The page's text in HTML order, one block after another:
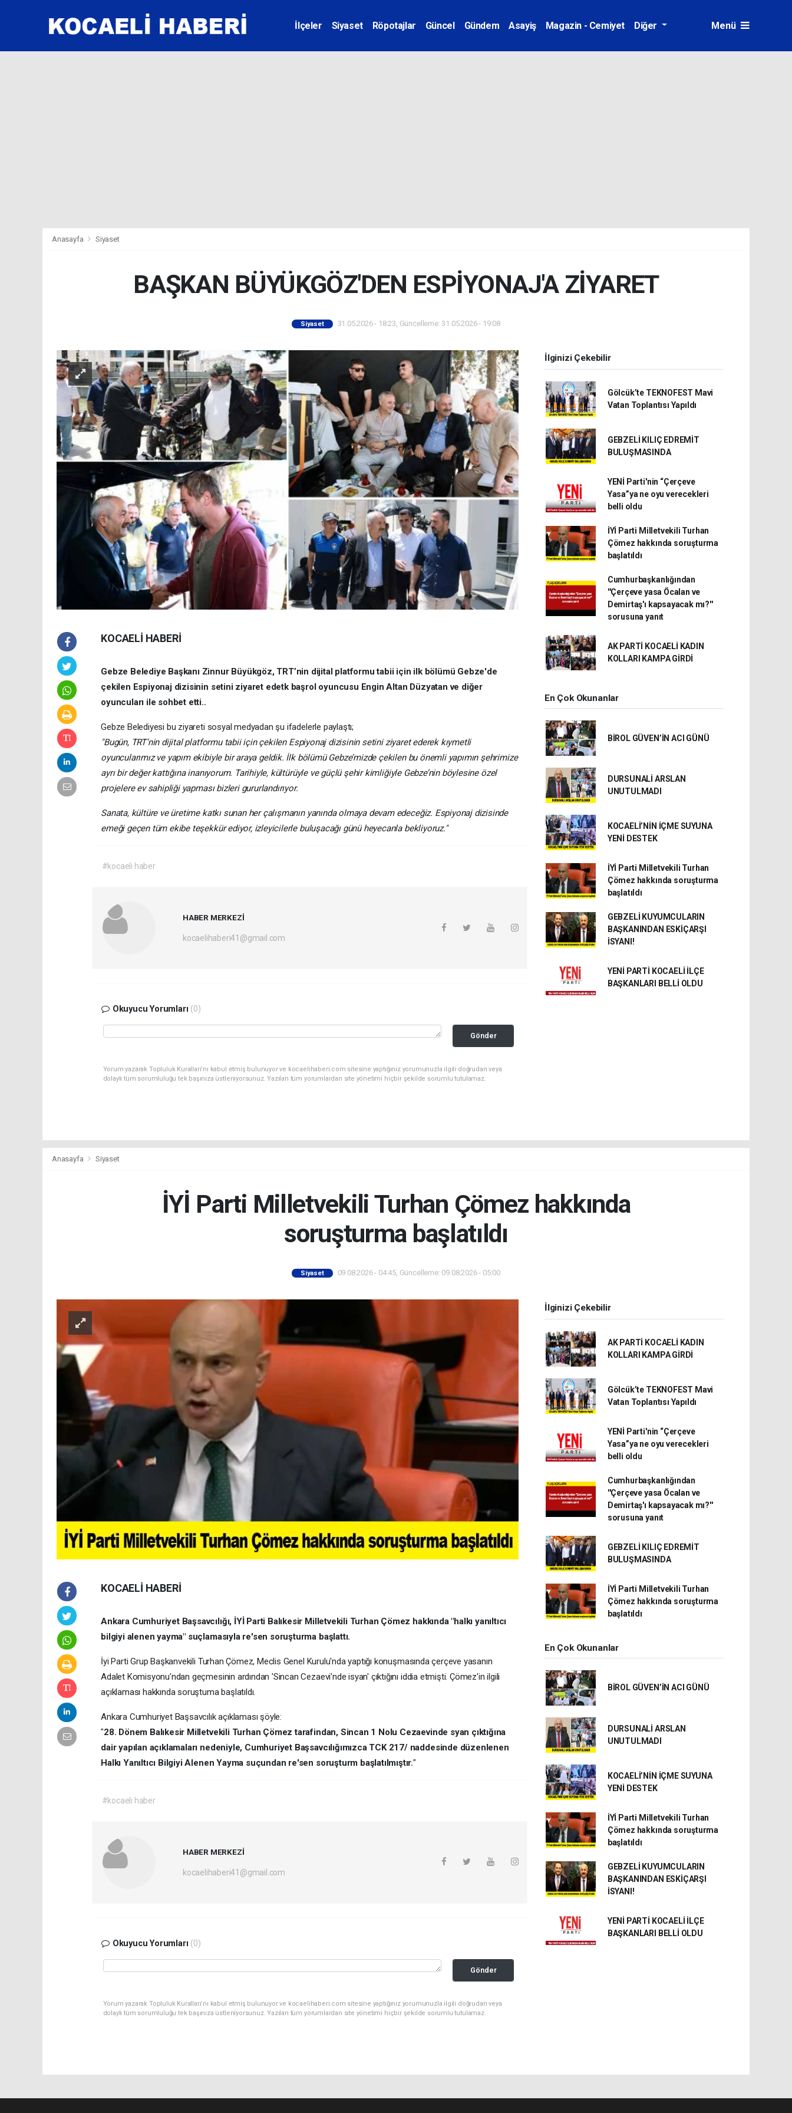
İlçeler Siyaset Röpotajlar Güncel Gündem Asayiş Magazin - Cemiyet Diğer Menü
Anasayfa Siyaset
BAŞKAN BÜYÜKGÖZ'DEN ESPİYONAJ'A ZİYARET
Siyaset 31.05.2026 - 18:23, Güncelleme: 31.05.2026 - 19:08
KOCAELİ HABERİ
Gebze Belediye Başkanı Zinnur Büyükgöz, TRT’nin dijital platformu tabii için ilk bölümü Gebze'de
çekilen Espiyonaj dizisinin setini ziyaret edetk başrol oyuncusu Engin Altan Düzyatan ve diğer
oyuncuları ile sohbet etti..
Gebze Belediyesi bu ziyareti sosyal medyadan şu ifadelerle paylaştı;
"Bugün, TRT’nin dijital platformu tabii için çekilen Espiyonaj dizisinin setini ziyaret ederek kıymetli
oyuncularımız ve yapım ekibiyle bir araya geldik. İlk bölümü Gebze’mizde çekilen bu önemli yapımın şehrimize
ayrı bir değer kattığına inanıyorum. Tarihiyle, kültürüyle ve güçlü şehir kimliğiyle Gebze’nin böylesine özel
projelere ev sahipliği yapması bizleri gururlandırıyor.
Sanata, kültüre ve üretime katkı sunan her çalışmanın yanında olmaya devam edeceğiz. Espiyonaj dizisinde
emeği geçen tüm ekibe teşekkür ediyor, izleyicilerle buluşacağı günü heyecanla bekliyoruz."
#kocaeli haber
HABER MERKEZİ
kocaelihaberi41@gmail.com
Okuyucu Yorumları (0)
Gönder
Yorum yazarak Topluluk Kuralları’nı kabul etmiş bulunuyor ve kocaelihaberi.com sitesine yaptığınız yorumunuzla ilgili doğrudan veya
dolaylı tüm sorumluluğu tek başınıza üstleniyorsunuz. Yazılan tüm yorumlardan site yönetimi hiçbir şekilde sorumlu tutulamaz.
İlginizi Çekebilir
Gölcük’te TEKNOFEST Mavi
Vatan Toplantısı Yapıldı
GEBZELİ KILIÇ EDREMİT
BULUŞMASINDA
YENİ Parti'nin “Çerçeve
Yasa”ya ne oyu verecekleri
belli oldu
İYİ Parti Milletvekili Turhan
Çömez hakkında soruşturma
başlatıldı
Cumhurbaşkanlığından
''Çerçeve yasa Öcalan ve
Demirtaş'ı kapsayacak mı?''
sorusuna yanıt
AK PARTİ KOCAELİ KADIN
KOLLARI KAMPA GİRDİ
En Çok Okunanlar
BİROL GÜVEN’İN ACI GÜNÜ
DURSUNALİ ARSLAN
UNUTULMADI
KOCAELİ’NİN İÇME SUYUNA
YENİ DESTEK
İYİ Parti Milletvekili Turhan
Çömez hakkında soruşturma
başlatıldı
GEBZELİ KUYUMCULARIN
BAŞKANINDAN ESKİÇARŞI
İSYANI!
YENİ PARTİ KOCAELİ İLÇE
BAŞKANLARI BELLİ OLDU
Anasayfa Siyaset
İYİ Parti Milletvekili Turhan Çömez hakkında
soruşturma başlatıldı
Siyaset 09.08.2026 - 04:45, Güncelleme: 09.08.2026 - 05:00
KOCAELİ HABERİ
Ankara Cumhuriyet Başsavcılığı, İYİ Parti Balıkesir Milletvekili Turhan Çömez hakkında "halkı yanıltıcı
bilgiyi alenen yayma" suçlamasıyla re'sen soruşturma başlattı.
İyi Parti Grup Başkanvekili Turhan Çömez, Meclis Genel Kurulu'nda yaptığı konuşmasında çerçeve yasanın
Adalet Komisyonu'ndan geçmesinin ardından 'Sincan Cezaevi'nde isyan' çıktığını iddia etmişti. Çömez'in ilgili
açıklaması hakkında soruştuma başlatıldı.
Ankara Cumhuriyet Başsavcılık açıklaması şöyle:
"28. Dönem Balıkesir Milletvekili Turhan Çömez tarafindan, Sincan 1 Nolu Cezaevinde syan çıktığına
dair yapılan açıklamaları nedeniyle, Cumhuriyet Başsavcılığımızca TCK 217/ naddesinde düzenlenen
Halkı Yanıltıcı Bilgiyi Alenen Yayma suçundan re'sen soruşturm başlatılmıştır."
#kocaeli haber
HABER MERKEZİ
kocaelihaberi41@gmail.com
Okuyucu Yorumları (0)
Gönder
Yorum yazarak Topluluk Kuralları’nı kabul etmiş bulunuyor ve kocaelihaberi.com sitesine yaptığınız yorumunuzla ilgili doğrudan veya
dolaylı tüm sorumluluğu tek başınıza üstleniyorsunuz. Yazılan tüm yorumlardan site yönetimi hiçbir şekilde sorumlu tutulamaz.
İlginizi Çekebilir
AK PARTİ KOCAELİ KADIN
KOLLARI KAMPA GİRDİ
Gölcük’te TEKNOFEST Mavi
Vatan Toplantısı Yapıldı
YENİ Parti'nin “Çerçeve
Yasa”ya ne oyu verecekleri
belli oldu
Cumhurbaşkanlığından
''Çerçeve yasa Öcalan ve
Demirtaş'ı kapsayacak mı?''
sorusuna yanıt
GEBZELİ KILIÇ EDREMİT
BULUŞMASINDA
İYİ Parti Milletvekili Turhan
Çömez hakkında soruşturma
başlatıldı
En Çok Okunanlar
BİROL GÜVEN’İN ACI GÜNÜ
DURSUNALİ ARSLAN
UNUTULMADI
KOCAELİ’NİN İÇME SUYUNA
YENİ DESTEK
İYİ Parti Milletvekili Turhan
Çömez hakkında soruşturma
başlatıldı
GEBZELİ KUYUMCULARIN
BAŞKANINDAN ESKİÇARŞI
İSYANI!
YENİ PARTİ KOCAELİ İLÇE
BAŞKANLARI BELLİ OLDU